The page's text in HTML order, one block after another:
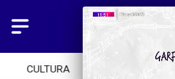
CULTURA TENDENCIAS